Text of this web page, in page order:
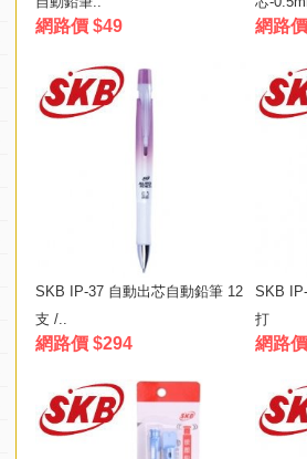
網路價 $49 網路
SKB IP-37 自動出芯自動鉛筆 12
支 /..
網路價 $294
SKB
打
網路